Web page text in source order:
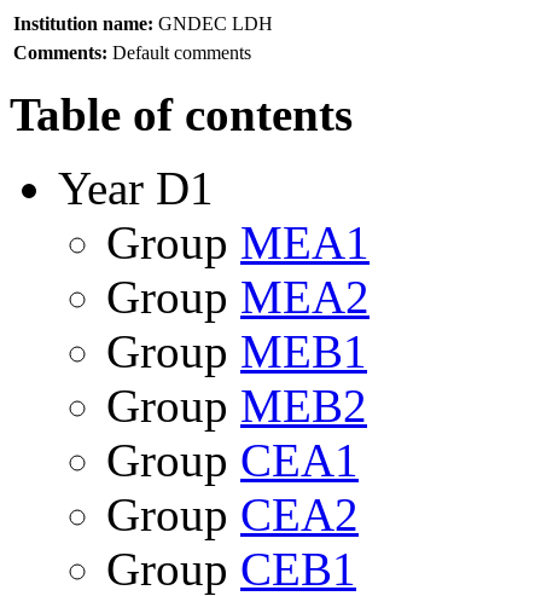
Institution name: GNDEC LDH
Comments: Default comments
Table of contents
Year D1
Group MEA1
Group MEA2
Group MEB1
Group MEB2
Group CEA1
Group CEA2
Group CEB1